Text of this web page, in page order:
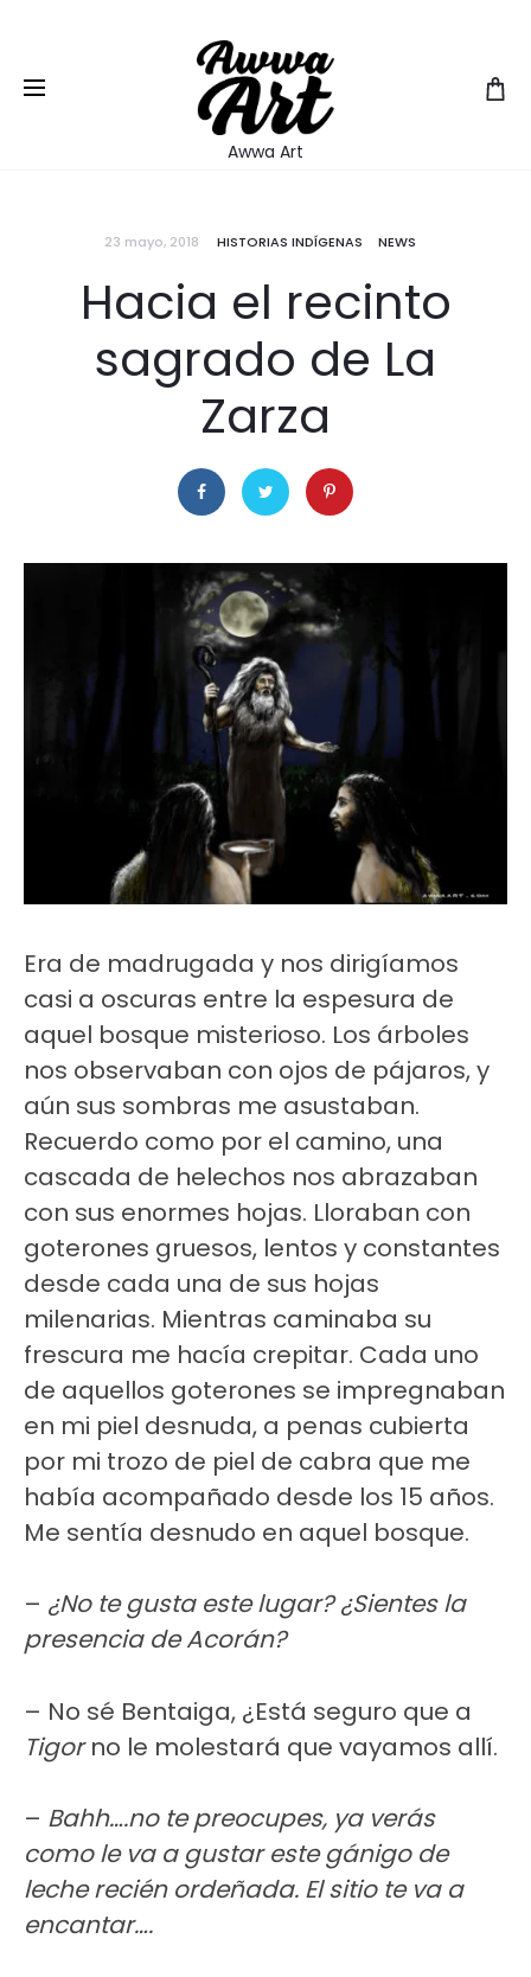
Awwa Art
23 mayo, 2018 HISTORIAS INDÍGENAS NEWS
Hacia el recinto
sagrado de La
Zarza
Era de madrugada y nos dirigíamos
casi a oscuras entre la espesura de
aquel bosque misterioso. Los árboles
nos observaban con ojos de pájaros, y
aún sus sombras me asustaban.
Recuerdo como por el camino, una
cascada de helechos nos abrazaban
con sus enormes hojas. Lloraban con
goterones gruesos, lentos y constantes
desde cada una de sus hojas
milenarias. Mientras caminaba su
frescura me hacía crepitar. Cada uno
de aquellos goterones se impregnaban
en mi piel desnuda, a penas cubierta
por mi trozo de piel de cabra que me
había acompañado desde los 15 años.
Me sentía desnudo en aquel bosque.
– ¿No te gusta este lugar? ¿Sientes la
presencia de Acorán?
– No sé Bentaiga, ¿Está seguro que a
Tigorno le molestará que vayamos allí.
– Bahh….no te preocupes, ya verás
como le va a gustar este gánigo de
leche recién ordeñada. El sitio te va a
encantar….